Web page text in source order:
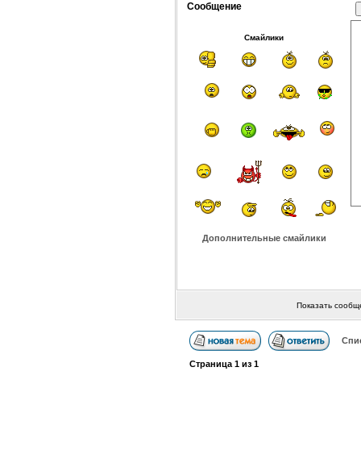
Сообщение
Смайлики
Дополнительные смайлики
Показать
Страница 1из 1